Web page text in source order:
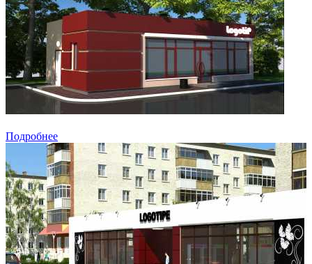
Подробнее